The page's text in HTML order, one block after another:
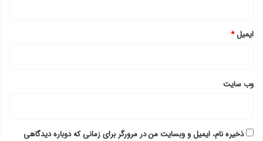
ایمیل*
وب‌ سایت
ذخیره نام، ایمیل و وبسایت من در مرورگر برای زمانی که دوباره دیدگاهی